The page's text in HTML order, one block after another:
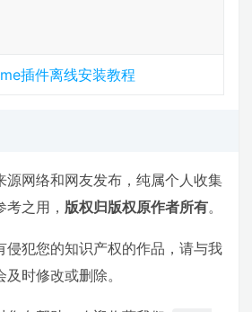
插件离线安装教程
源网络和网友发布，纯属个人收集
之用， 版权归版权原作者所有。
侵犯您的知识产权的作品，请与我
时修改或删除。